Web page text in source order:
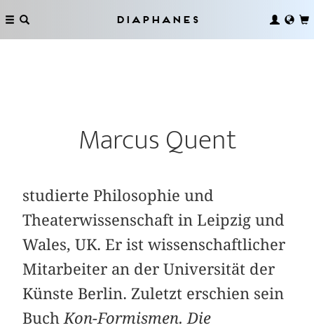
Diaphanes
Marcus Quent
studierte Philosophie und
Theaterwissenschaft in Leipzig und
Wales, UK. Er ist wissenschaftlicher
Mitarbeiter an der Universität der
Künste Berlin. Zuletzt erschien sein
Buch Kon-Formismen. Die